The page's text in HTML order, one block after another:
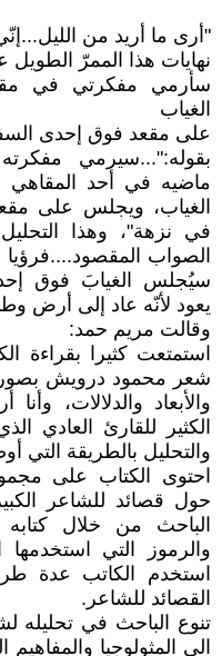
"أرى ما أريد من
نهايات هذا الممرّ
سأرمي مفكرتي في
الغياب
على مقعد فوق إحدى
بقوله:"...سيرمي
ماضيه في أحد المقاهي
الغياب، ويجلس على
في نزهة"، وهذا
الصواب المقصود....فرؤيا
سيُجلس الغيابَ فوق
يعود لأنّه عاد إلى أرض
وقالت مريم حمد:
استمتعت كثيرا بقراءة
شعر محمود درويش
والأبعاد والدلالات،
الكثير للقارئ العادي
والتحليل بالطريقة التي
احتوى الكتاب على
حول قصائد للشاعر
الباحث من خلال
والرموز التي
استخدم الكاتب عدة
القصائد للشاعر.
تنوع الباحث في
الى المثولوجيا والمفاهيم